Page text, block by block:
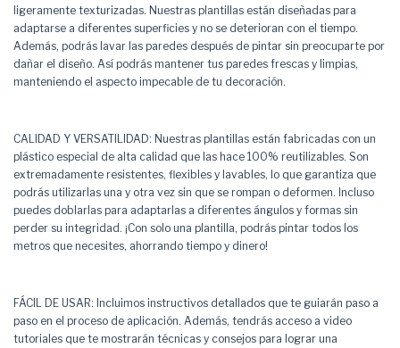
ligeramente texturizadas. Nuestras plantillas están diseñadas para
adaptarse a diferentes superficies y no se deterioran con el tiempo.
Además, podrás lavar las paredes después de pintar sin preocuparte por
dañar el diseño. Así podrás mantener tus paredes frescas y limpias,
manteniendo el aspecto impecable de tu decoración.
CALIDAD Y VERSATILIDAD: Nuestras plantillas están fabricadas con un
plástico especial de alta calidad que las hace 100% reutilizables. Son
extremadamente resistentes, flexibles y lavables, lo que garantiza que
podrás utilizarlas una y otra vez sin que se rompan o deformen. Incluso
puedes doblarlas para adaptarlas a diferentes ángulos y formas sin
perder su integridad. ¡Con solo una plantilla, podrás pintar todos los
metros que necesites, ahorrando tiempo y dinero!
FÁCIL DE USAR: Incluimos instructivos detallados que te guiarán paso a
paso en el proceso de aplicación. Además, tendrás acceso a video
tutoriales que te mostrarán técnicas y consejos para lograr una